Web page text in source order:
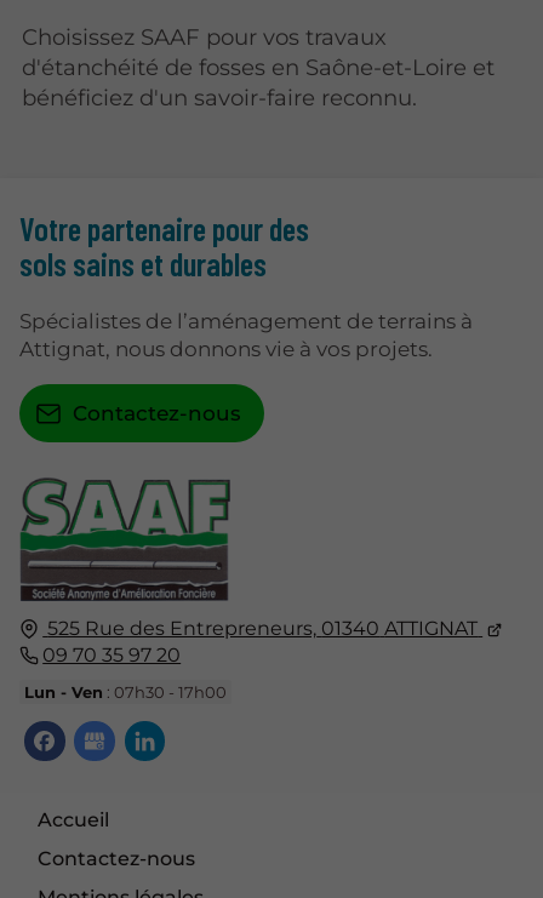
Choisissez SAAF pour vos travaux
d'étanchéité de fosses en Saône-et-Loire et
bénéficiez d'un savoir-faire reconnu.
525 Rue des Entrepreneurs, 01340 ATTIGNAT
09 70 35 97 20
Lun - Ven : 07h30 - 17h00
Accueil
Contactez-nous
Votre partenaire pour des
sols sains et durables
Spécialistes de l’aménagement de terrains à
Attignat, nous donnons vie à vos projets.
Contactez-nous